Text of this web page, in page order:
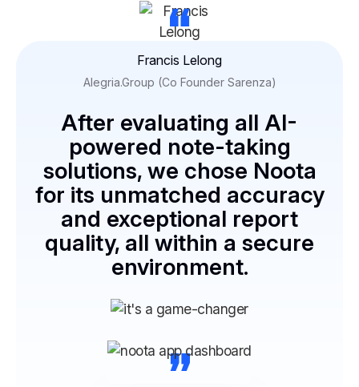
“
Francis Lelong
Alegria.Group (Co Founder Sarenza)
After evaluating all AI-
powered note-taking
solutions, we chose Noota
for its unmatched accuracy
and exceptional report
quality, all within a secure
environment.
“